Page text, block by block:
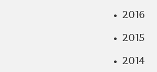
2016
2015
2014